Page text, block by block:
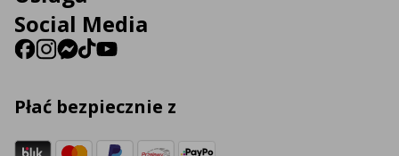
Social Media
Płać bezpiecznie z